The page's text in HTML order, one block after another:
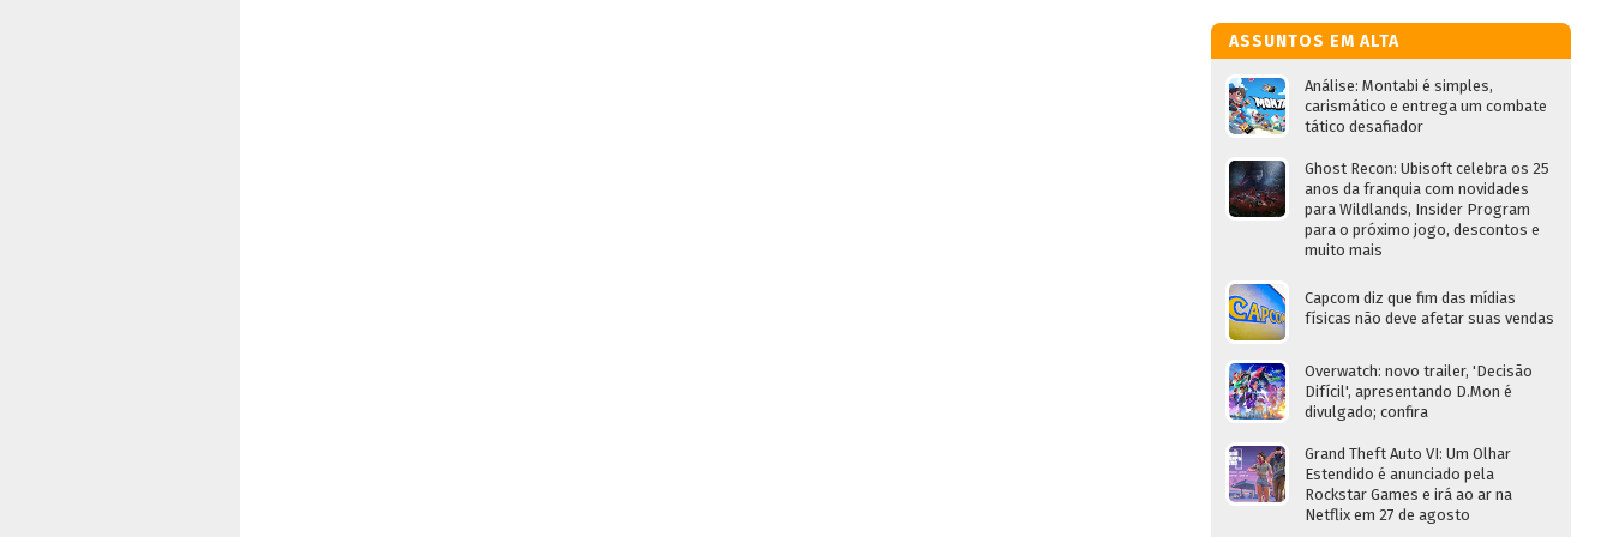
ASSUNTOS EM ALTA
Análise: Montabi é simples,
carismático e entrega um combate
tático desafiador
Ghost Recon: Ubisoft celebra os 25
anos da franquia com novidades
para Wildlands, Insider Program
para o próximo jogo, descontos e
muito mais
Capcom diz que fim das mídias
físicas não deve afetar suas vendas
Overwatch: novo trailer, 'Decisão
Difícil', apresentando D.Mon é
divulgado; confira
Grand Theft Auto VI: Um Olhar
Estendido é anunciado pela
Rockstar Games e irá ao ar na
Netflix em 27 de agosto